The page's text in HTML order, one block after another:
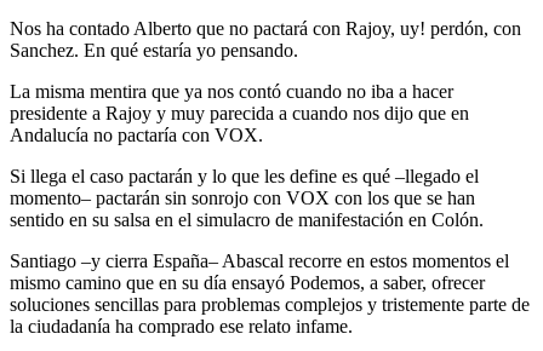
Nos ha contado Alberto que no pactará con Rajoy, uy! perdón, con
Sanchez. En qué estaría yo pensando.
La misma mentira que ya nos contó cuando no iba a hacer
presidente a Rajoy y muy parecida a cuando nos dijo que en
Andalucía no pactaría con VOX.
Si llega el caso pactarán y lo que les define es qué –llegado el
momento– pactarán sin sonrojo con VOX con los que se han
sentido en su salsa en el simulacro de manifestación en Colón.
Santiago –y cierra España– Abascal recorre en estos momentos el
mismo camino que en su día ensayó Podemos, a saber, ofrecer
soluciones sencillas para problemas complejos y tristemente parte de
la ciudadanía ha comprado ese relato infame.